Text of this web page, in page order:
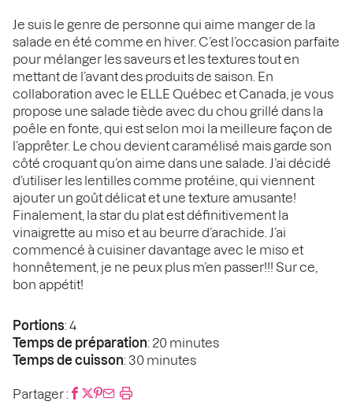
Je suis le genre de personne qui aime manger de la
salade en été comme en hiver. C’est l’occasion parfaite
pour mélanger les saveurs et les textures tout en
mettant de l’avant des produits de saison. En
collaboration avec le ELLE Québec et Canada, je vous
propose une salade tiède avec du chou grillé dans la
poêle en fonte, qui est selon moi la meilleure façon de
l’apprêter. Le chou devient caramélisé mais garde son
côté croquant qu’on aime dans une salade. J’ai décidé
d’utiliser les lentilles comme protéine, qui viennent
ajouter un goût délicat et une texture amusante!
Finalement, la star du plat est définitivement la
vinaigrette au miso et au beurre d’arachide. J’ai
commencé à cuisiner davantage avec le miso et
honnêtement, je ne peux plus m’en passer!!! Sur ce,
bon appétit!
Portions: 4
Temps de préparation: 20 minutes
Temps de cuisson: 30 minutes
Partager :